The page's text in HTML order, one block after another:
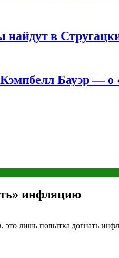
найдут в
Бауэр — о
инфляцию
лишь попытка догнать